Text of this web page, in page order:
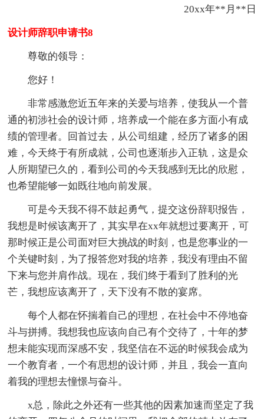
20xx年**月**日
设计师辞职申请书8
尊敬的领导：
您好！
非常感激您近五年来的关爱与培养，使我从一个普
通的初涉社会的设计师，培养成一个能在多方面小有成
绩的管理者。回首过去，从公司组建，经历了诸多的困
难，今天终于有所成就，公司也逐渐步入正轨，这是众
人所期望已久的，看到公司的今天我感到无比的欣慰，
也希望能够一如既往地向前发展。
可是今天我不得不鼓起勇气，提交这份辞职报告，
我想是时候该离开了，其实早在xx年就想过要离开，可
那时候正是公司面对巨大挑战的时刻，也是您事业的一
个关键时刻，为了报答您对我的培养，我没有理由不留
下来与您并肩作战。现在，我们终于看到了胜利的光
芒，我想应该离开了，天下没有不散的宴席。
每个人都在怀揣着自己的理想，在社会中不停地奋
斗与拼搏。我想我也应该向自己有个交待了，十年的梦
想未能实现而深感不安，我坚信在不远的时候我会成为
一个教育者，一个有思想的设计师，并且，我会一直向
着我的理想去憧憬与奋斗。
x总，除此之外还有一些其他的因素加速而坚定了我